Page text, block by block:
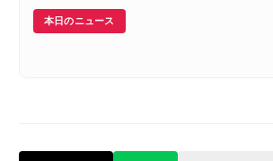
本日のニュース